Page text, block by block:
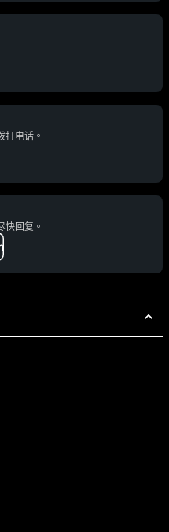
打电话。
快回复。